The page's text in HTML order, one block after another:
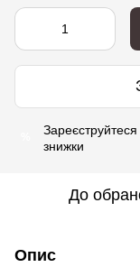
Зареєструйтеся
знижки
До
Опис